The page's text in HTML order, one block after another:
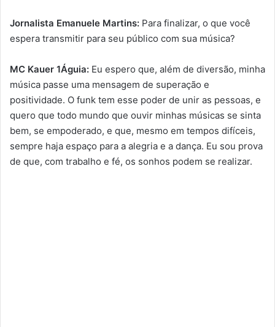
Jornalista Emanuele Martins: Para finalizar, o que você
espera transmitir para seu público com sua música?
MC Kauer 1Águia: Eu espero que, além de diversão, minha
música passe uma mensagem de superação e
positividade. O funk tem esse poder de unir as pessoas, e
quero que todo mundo que ouvir minhas músicas se sinta
bem, se empoderado, e que, mesmo em tempos difíceis,
sempre haja espaço para a alegria e a dança. Eu sou prova
de que, com trabalho e fé, os sonhos podem se realizar.